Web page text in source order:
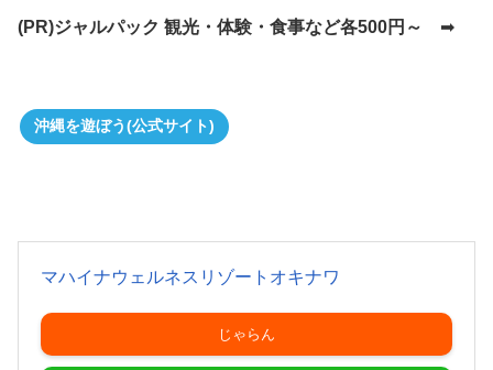
(PR)ジャルパック 観光・体験・食事など各500円～ ➡
沖縄を遊ぼう(公式サイト)
マハイナウェルネスリゾートオキナワ
じゃらん